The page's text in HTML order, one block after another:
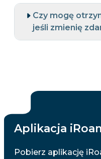
Czy mogę
jeśli zmienię
Aplikacja
Pobierz aplikację